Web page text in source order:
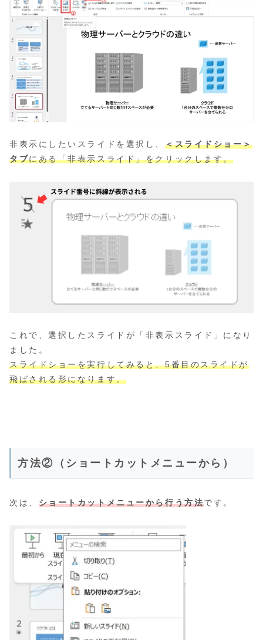
非表示にしたいスライドを選択し、 ＜スライドショー＞
タブにある「非表示スライド」をクリックします。
これで、選択したスライドが「非表示スライド」になり
ました。
スライドショーを実行してみると、5番目のスライドが
飛ばされる形になります。
方法②（ショートカットメニューから）
次は、 ショートカットメニューから行う方法です。